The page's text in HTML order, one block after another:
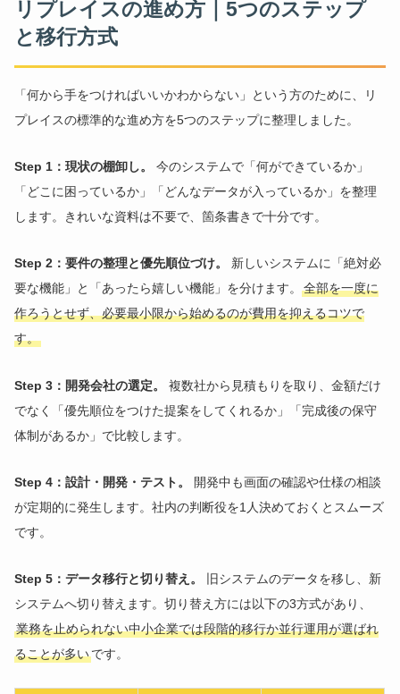
リプレイスの進め方｜5つのステップ
と移行方式
「何から手をつければいいかわからない」という方のために、リ
プレイスの標準的な進め方を5つのステップに整理しました。
Step 1：現状の棚卸し。
今のシステムで「何ができているか」
「どこに困っているか」「どんなデータが入っているか」を整理
します。きれいな資料は不要で、箇条書きで十分です。
Step 2：要件の整理と優先順位づけ。
新しいシステムに「絶対必
要な機能」と「あったら嬉しい機能」を分けます。全部を一度に
作ろうとせず、必要最小限から始めるのが費用を抑えるコツで
す。
Step 3：開発会社の選定。
複数社から見積もりを取り、金額だけ
でなく「優先順位をつけた提案をしてくれるか」「完成後の保守
体制があるか」で比較します。
Step 4：設計・開発・テスト。
開発中も画面の確認や仕様の相談
が定期的に発生します。社内の判断役を1人決めておくとスムーズ
です。
Step 5：データ移行と切り替え。
旧システムのデータを移し、新
システムへ切り替えます。切り替え方には以下の3方式があり、
業務を止められない中小企業では段階的移行か並行運用が選ばれ
ることが多いです。